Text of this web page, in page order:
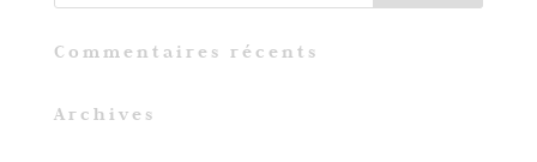
Commentaires récents
Archives